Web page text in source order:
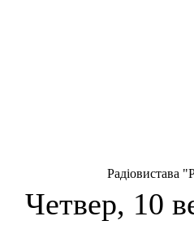
Радіовистава
Четвер, 10